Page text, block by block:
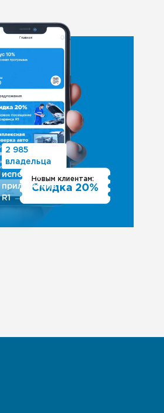
Новым клиентам:
Скидка 20%
2 985
владельца
используют
приложение
R1